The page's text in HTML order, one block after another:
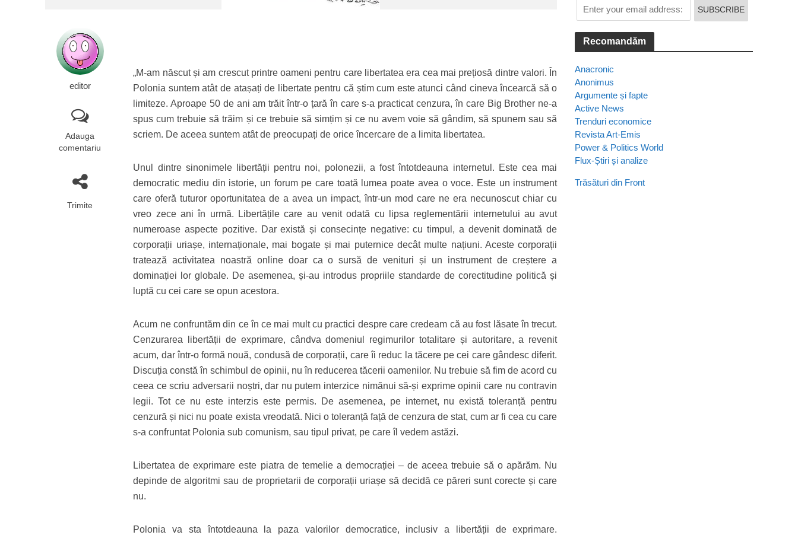
editor
Adauga
comentariu
Trimite
„M-am născut și am crescut printre oameni pentru care libertatea era cea mai prețiosă dintre valori. În
Polonia suntem atât de atașați de libertate pentru că știm cum este atunci când cineva încearcă să o
limiteze. Aproape 50 de ani am trăit într-o țară în care s-a practicat cenzura, în care Big Brother ne-a
spus cum trebuie să trăim și ce trebuie să simțim și ce nu avem voie să gândim, să spunem sau să
scriem. De aceea suntem atât de preocupați de orice încercare de a limita libertatea.
Unul dintre sinonimele libertății pentru noi, polonezii, a fost întotdeauna internetul. Este cea mai
democratic mediu din istorie, un forum pe care toată lumea poate avea o voce. Este un instrument
care oferă tuturor oportunitatea de a avea un impact, într-un mod care ne era necunoscut chiar cu
vreo zece ani în urmă. Libertățile care au venit odată cu lipsa reglementării internetului au avut
numeroase aspecte pozitive. Dar există și consecințe negative: cu timpul, a devenit dominată de
corporații uriașe, internaționale, mai bogate și mai puternice decât multe națiuni. Aceste corporații
tratează activitatea noastră online doar ca o sursă de venituri și un instrument de creștere a
dominației lor globale. De asemenea, și-au introdus propriile standarde de corectitudine politică și
luptă cu cei care se opun acestora.
Acum ne confruntăm din ce în ce mai mult cu practici despre care credeam că au fost lăsate în trecut.
Cenzurarea libertății de exprimare, cândva domeniul regimurilor totalitare și autoritare, a revenit
acum, dar într-o formă nouă, condusă de corporații, care îi reduc la tăcere pe cei care gândesc diferit.
Discuția constă în schimbul de opinii, nu în reducerea tăcerii oamenilor. Nu trebuie să fim de acord cu
ceea ce scriu adversarii noștri, dar nu putem interzice nimănui să-și exprime opinii care nu contravin
legii. Tot ce nu este interzis este permis. De asemenea, pe internet, nu există toleranță pentru
cenzură și nici nu poate exista vreodată. Nici o toleranță față de cenzura de stat, cum ar fi cea cu care
s-a confruntat Polonia sub comunism, sau tipul privat, pe care îl vedem astăzi.
Libertatea de exprimare este piatra de temelie a democrației – de aceea trebuie să o apărăm. Nu
depinde de algoritmi sau de proprietarii de corporații uriașe să decidă ce păreri sunt corecte și care
nu.
Polonia va sta întotdeauna la paza valorilor democratice, inclusiv a libertății de exprimare.
Recomandăm
Anacronic
Anonimus
Argumente și fapte
Active News
Trenduri economice
Revista Art-Emis
Power & Politics World
Flux-Știri și analize
Trăsături din Front